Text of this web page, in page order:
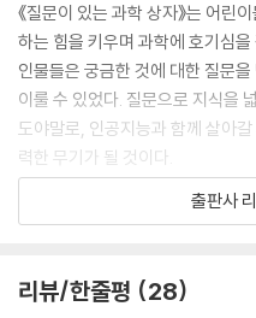
배터리는 전기를 꽂아서 충전할 수
려야 하는 전지로 나뉘어. 배터리
무거워지지. 배터리 안에는 화학
만들어져 있는데, 전기를 많이 담
들어가야 하거든.
--- p.51
물의 힘을 이용하는 수력발전도
으로 강 위쪽이 아래쪽보다 수면이
《질문이 있는 과학 상자》는 어린
하는 힘을 키우며 과학에 호기심
인물들은 궁금한 것에 대한 질문
이룰 수 있었다. 질문으로 지식을
도야말로, 인공지능과 함께 살아
력한 무기가 될 것이다.
시리즈의 첫 번째 책인 〈전기〉는
휴대전화를 충전하고, 세탁기를 돌
출판사
리뷰/한줄평 28